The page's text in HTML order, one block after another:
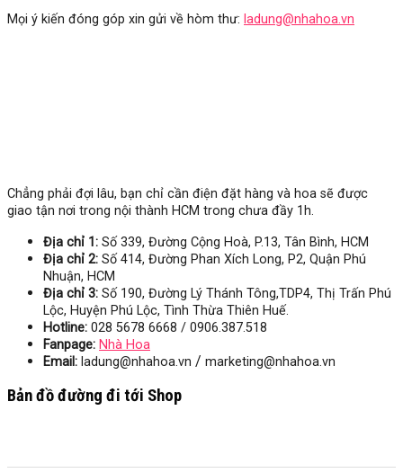
Mọi ý kiến đóng góp xin gửi về hòm thư: ladung@nhahoa.vn
Chẳng phải đợi lâu, bạn chỉ cần điện đặt hàng và hoa sẽ được
giao tận nơi trong nội thành HCM trong chưa đầy 1h.
Địa chỉ 1: Số 339, Đường Cộng Hoà, P.13, Tân Bình, HCM
Địa chỉ 2: Số 414, Đường Phan Xích Long, P2, Quận Phú
Nhuận, HCM
Địa chỉ 3: Số 190, Đường Lý Thánh Tông,TDP4, Thị Trấn Phú
Lộc, Huyện Phú Lộc, Tình Thừa Thiên Huế.
Hotline: 028 5678 6668 / 0906.387.518
Fanpage: Nhà Hoa
Email: ladung@nhahoa.vn / marketing@nhahoa.vn
Bản đồ đường đi tới Shop